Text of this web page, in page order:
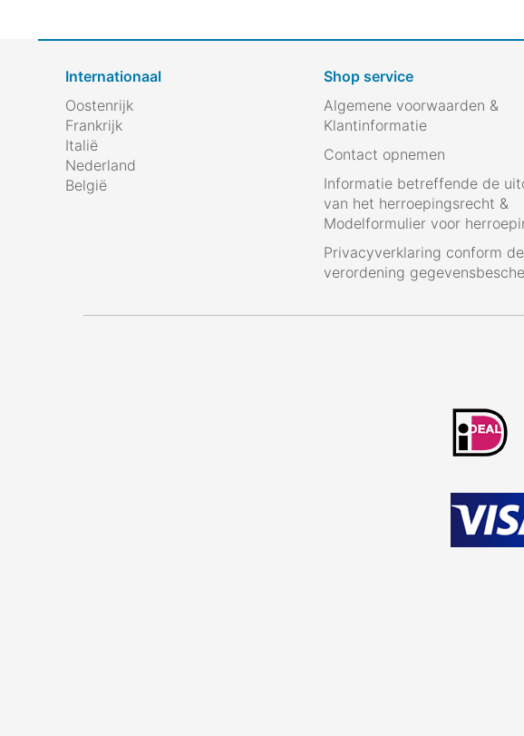
Internationaal
Oostenrijk
Frankrijk
Italië
Nederland
België
Shop service
Algemene voorwaarden &
Klantinformatie
Contact opnemen
Informatie betreffende de
van het herroepingsrecht &
Modelformulier voor
Privacyverklaring conform
verordening